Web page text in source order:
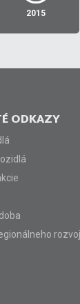
2015
1. miesto Slovenská
republika
ODKAZY